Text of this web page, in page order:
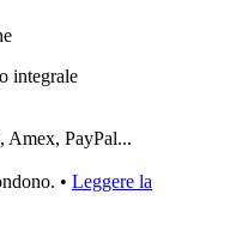
integrale
Amex, PayPal...
• Leggere la